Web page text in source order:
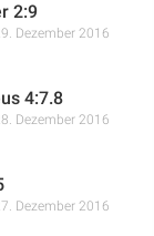
2:9
Dezember 2016
4:7.8
Dezember 2016
Dezember 2016